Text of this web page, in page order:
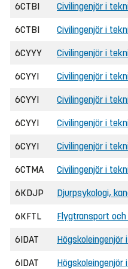
6CTBI Civilingenjör i
6CTBI Civilingenjör i
6CYYY Civilingenjör i
6CYYI Civilingenjör i
6CYYI Civilingenjör i
6CYYI Civilingenjör i
6CYYI Civilingenjör i
6CTMA Civilingenjör i
6KDJP Djurpsykologi,
6KFTL Flygtransport
6IDAT
6IDAT